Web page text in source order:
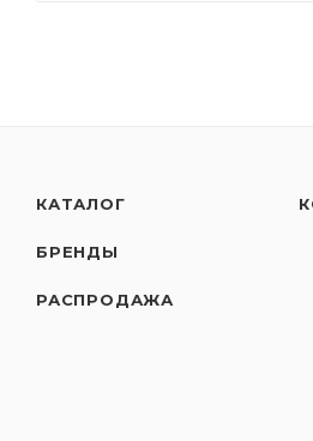
КАТАЛОГ
БРЕНДЫ
РАСПРОДАЖА